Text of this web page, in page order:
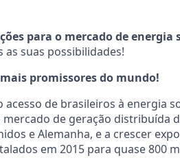
para o mercado de energia
suas possibilidades!
promissores do mundo!
de brasileiros à energia
de geração distribuída
e Alemanha, e a crescer
em 2015 para quase 800